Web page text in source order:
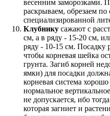
весенним заморозками.
раскрываем, обрезаем
специализированной
Клубнику сажают с
см, а в ряду - 15-20 см,
ряду - 10-15 см. Посадку
чтобы корневая шейка
грунта. Загиб корней
ямки) для посадки
корневая система
нормальное
не допускается, ибо
которая загниет и